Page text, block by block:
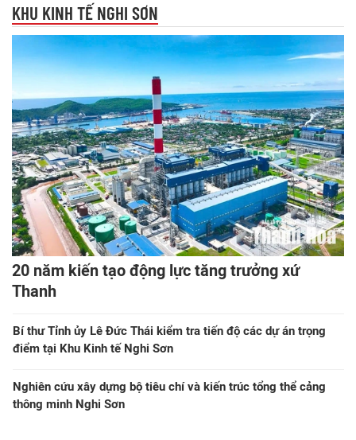
KHU KINH TẾ NGHI SƠN
20 năm kiến tạo động lực tăng trưởng xứ
Thanh
Bí thư Tỉnh ủy Lê Đức Thái kiểm tra tiến độ các dự án trọng
điểm tại Khu Kinh tế Nghi Sơn
Nghiên cứu xây dựng bộ tiêu chí và kiến trúc tổng thể cảng
thông minh Nghi Sơn